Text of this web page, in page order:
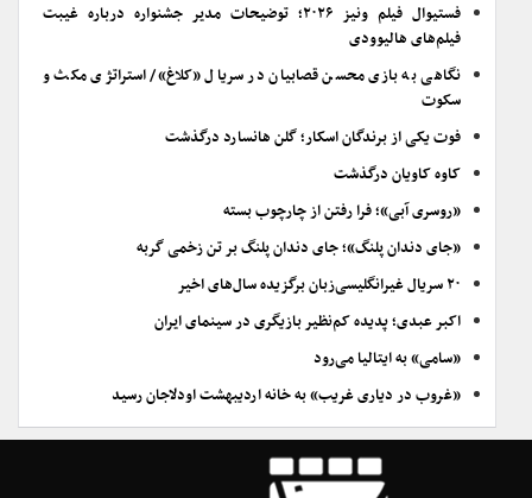
فستیوال فیلم ونیز ۲۰۲۶؛ توضیحات مدیر جشنواره درباره غیبت
فیلم‌های هالیوودی
نگاهی به بازی محسن قصابیان در سریال «کلاغ»/ استراتژی مکث و
سکوت
فوت یکی از برندگان اسکار؛ گلن هانسارد درگذشت
کاوه کاویان درگذشت
«روسری آبی»؛ فرا رفتن از چارچوب بسته
«جای دندان پلنگ»؛ جای دندان پلنگ بر تن زخمی گربه
۲۰ سریال غیرانگلیسی‌زبان برگزیده سال‌های اخیر
اکبر عبدی؛ پدیده کم‌نظیر بازیگری در سینمای ایران
«سامی» به ایتالیا می‌رود
«غروب در دیاری غریب» به خانه اردیبهشت اودلاجان رسید